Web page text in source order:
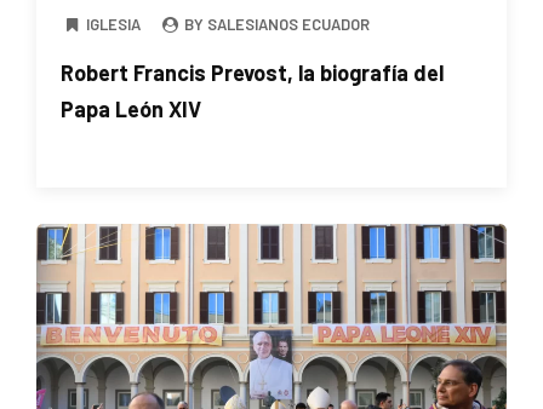
IGLESIA BY SALESIANOS ECUADOR
Robert Francis Prevost, la biografía del
Papa León XIV